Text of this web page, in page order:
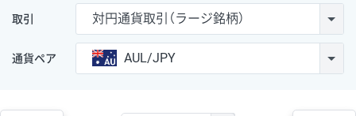
取引 対円通貨取引（ラージ銘柄）
通貨ペア AUL/JPY